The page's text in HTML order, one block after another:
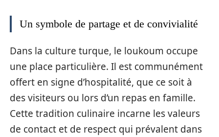
Un symbole de partage et de convivialité
Dans la culture turque, le loukoum occupe
une place particulière. Il est communément
offert en signe d’hospitalité, que ce soit à
des visiteurs ou lors d’un repas en famille.
Cette tradition culinaire incarne les valeurs
de contact et de respect qui prévalent dans